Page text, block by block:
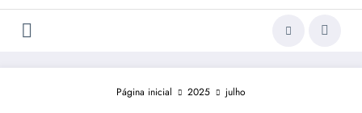
Página inicial 2025 julho